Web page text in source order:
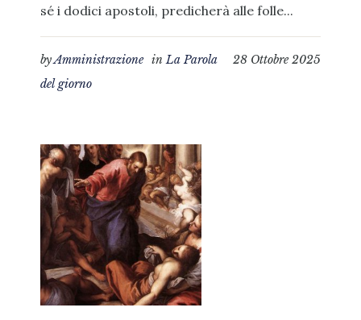
sé i dodici apostoli, predicherà alle folle...
28 Ottobre 2025
byAmministrazione inLa Parola
del giorno